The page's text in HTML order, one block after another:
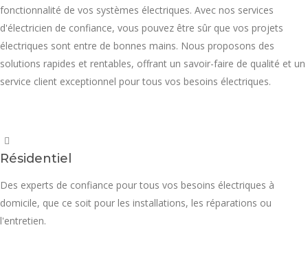
fonctionnalité de vos systèmes électriques. Avec nos services
d'électricien de confiance, vous pouvez être sûr que vos projets
électriques sont entre de bonnes mains. Nous proposons des
solutions rapides et rentables, offrant un savoir-faire de qualité et un
service client exceptionnel pour tous vos besoins électriques.
Résidentiel
Des experts de confiance pour tous vos besoins électriques à
domicile, que ce soit pour les installations, les réparations ou
l'entretien.